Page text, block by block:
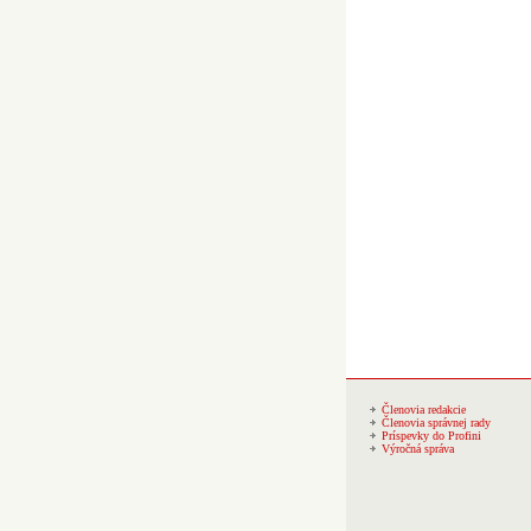
Členovia redakcie
Členovia správnej rady
Príspevky do Profini
Výročná správa